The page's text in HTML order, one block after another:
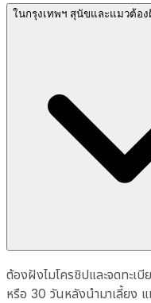
ในกรุงเทพฯ สุนัขและแมวต้อ
ต้องฝังไมโครชิปและจดทะเ
หรือ 30 วันหลังนำมาเลี้ยง